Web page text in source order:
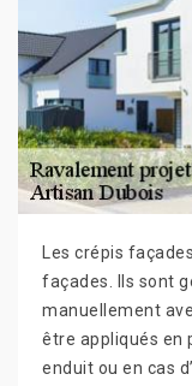
Les crépis
façades. Ils sont
manuellement
être appliqués en
enduit ou en cas